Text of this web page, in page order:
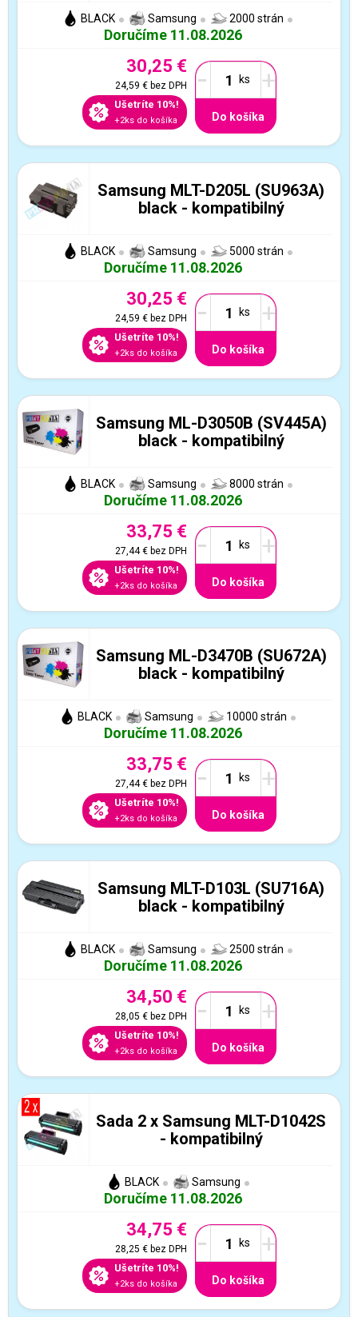
BLACK Samsung 2000 strán
Doručíme 11.08.2026
30,25 €
24,59 €bez DPH
Ušetríte 10%!
+2ks do košíka
- +
Do košíka
Samsung MLT-D205L (SU963A)
black - kompatibilný
BLACK Samsung 5000 strán
Doručíme 11.08.2026
30,25 €
24,59 €bez DPH
Ušetríte 10%!
+2ks do košíka
- +
Do košíka
Samsung ML-D3050B (SV445A)
black - kompatibilný
BLACK Samsung 8000 strán
Doručíme 11.08.2026
33,75 €
27,44 €bez DPH
Ušetríte 10%!
+2ks do košíka
- +
Do košíka
Samsung ML-D3470B (SU672A)
black - kompatibilný
BLACK Samsung 10000 strán
Doručíme 11.08.2026
33,75 €
27,44 €bez DPH
Ušetríte 10%!
+2ks do košíka
- +
Do košíka
Samsung MLT-D103L (SU716A)
black - kompatibilný
BLACK Samsung 2500 strán
Doručíme 11.08.2026
34,50 €
28,05 €bez DPH
Ušetríte 10%!
+2ks do košíka
- +
Do košíka
Sada 2 x Samsung MLT-D1042S
- kompatibilný
BLACK Samsung
Doručíme 11.08.2026
34,75 €
28,25 €bez DPH
Ušetríte 10%!
+2ks do košíka
- +
Do košíka